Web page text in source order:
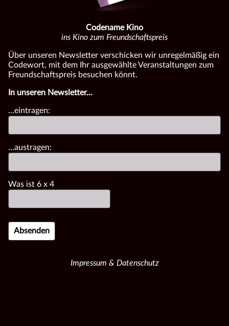
Codename Kino
ins Kino zum Freundschaftspreis
Über unseren Newsletter verschicken wir unregelmäßig ein
Codewort, mit dem Ihr ausgewählte Veranstaltungen zum
Freundschaftspreis besuchen könnt.
In unseren Newsletter...
...eintragen:
...austragen:
Was ist 6 x 4
Impressum & Datenschutz